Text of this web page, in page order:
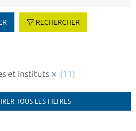
RECHERCHER
et instituts (11)
TOUS LES FILTRES